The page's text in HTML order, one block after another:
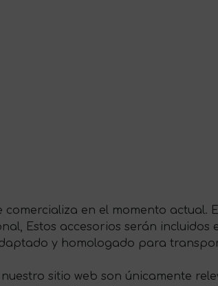
en el momento actual.
Estos accesorios serán incluidos
y homologado para
sitio web son únicamente